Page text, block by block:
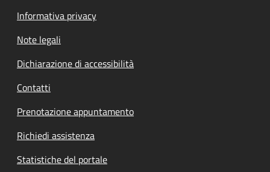
Informativa privacy
Note legali
Dichiarazione di accessibilità
Contatti
Prenotazione appuntamento
Richiedi assistenza
Statistiche del portale